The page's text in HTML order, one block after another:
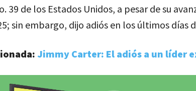
39 de los Estados Unidos, a pesar de su
sin embargo, dijo adiós en los últimos días
Jimmy Carter: El adiós a un líder